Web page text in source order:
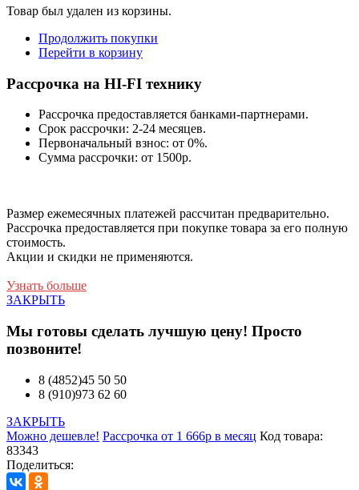
Товар был удален из корзины.
Продолжить покупки
Перейти в корзину
Рассрочка на HI-FI технику
Рассрочка предоставляется банками-партнерами.
Срок рассрочки: 2-24 месяцев.
Первоначальный взнос: от 0%.
Сумма рассрочки: от 1500р.
Размер ежемесячных платежей рассчитан предварительно.
Рассрочка предоставляется при покупке товара за его полную
стоимость.
Акции и скидки не применяются.
Узнать больше
ЗАКРЫТЬ
Мы готовы сделать лучшую цену! Просто
позвоните!
8 (4852)45 50 50
8 (910)973 62 60
ЗАКРЫТЬ
Можно дешевле! Рассрочка от 1 666р в месяц Код товара:
83343
Поделиться: